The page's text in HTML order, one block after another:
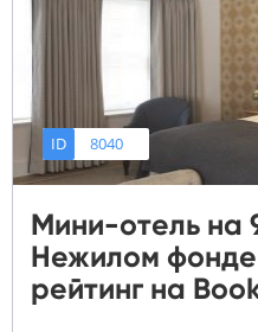
ID 8040
Мини-отель на
Нежилом
рейтинг на